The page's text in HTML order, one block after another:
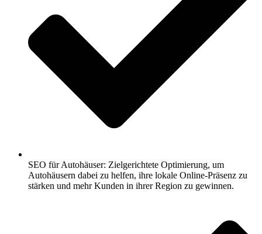
SEO für Autohäuser: Zielgerichtete Optimierung, um
Autohäusern dabei zu helfen, ihre lokale Online-Präsenz zu
stärken und mehr Kunden in ihrer Region zu gewinnen.